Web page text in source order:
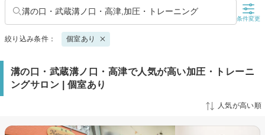
溝の口・武蔵溝ノ口・高津,加圧・トレーニング
条件変更
絞り込み条件： 個室あり
溝の口・武蔵溝ノ口・高津で人気が高い加圧・トレーニ
ングサロン | 個室あり
人気が高い順